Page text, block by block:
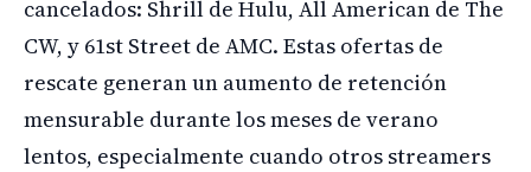
cancelados: Shrill de Hulu, All American de The
CW, y 61st Street de AMC. Estas ofertas de
rescate generan un aumento de retención
mensurable durante los meses de verano
lentos, especialmente cuando otros streamers